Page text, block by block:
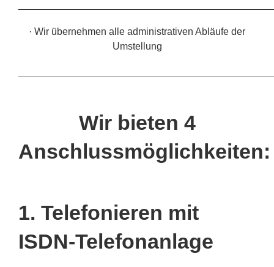
· Wir übernehmen alle administrativen Abläufe der
Umstellung
Wir bieten 4
Anschlussmöglichkeiten:
1. Telefonieren mit
ISDN-Telefonanlage